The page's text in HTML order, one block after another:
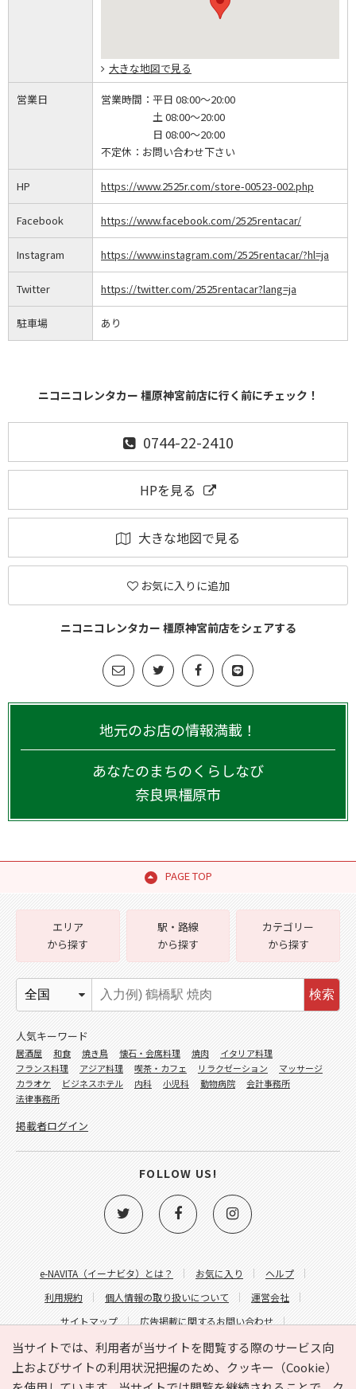
大きな地図で見る
営業日 営業時間： 平日 08:00～20:00
土 08:00～20:00
日 08:00～20:00
不定休： お問い合わせ下さい
HP https://www.2525r.com/store-00523-002.php
Facebook https://www.facebook.com/2525rentacar/
Instagram https://www.instagram.com/2525rentacar/?hl=ja
Twitter https://twitter.com/2525rentacar?lang=ja
駐車場 あり
ニコニコレンタカー 橿原神宮前店に行く前にチェック！
0744-22-2410
HPを見る
大きな地図で見る
お気に入りに追加
ニコニコレンタカー 橿原神宮前店をシェアする
地元のお店の情報満載！
あなたのまちのくらしなび
奈良県橿原市
PAGE TOP
当サイトでは、利用者が当サイトを閲覧する際のサービス向
上およびサイトの利用状況把握のため、クッキー（Cookie）
e-NAVITA（イーナビタ）とは？ お気に入り
ヘルプ
利用規約
個人情報の取り扱いについて
運営会社
サイトマップ
広告掲載に関するお問い合わせ
サイトの内容に関するお問い合わせ
エリア
から探す
駅・路線
から探す
カテゴリー
から探す
検索
人気キーワード
居酒屋 和食 焼き鳥 懐石・会席料理 焼肉
イタリア料理
フランス料理
アジア料理 喫茶・カフェ リラクゼーション
マッサージ
カラオケ
ビジネスホテル 内科 小児科 動物病院
会計事務所
法律事務所
掲載者ログイン
FOLLOW US!